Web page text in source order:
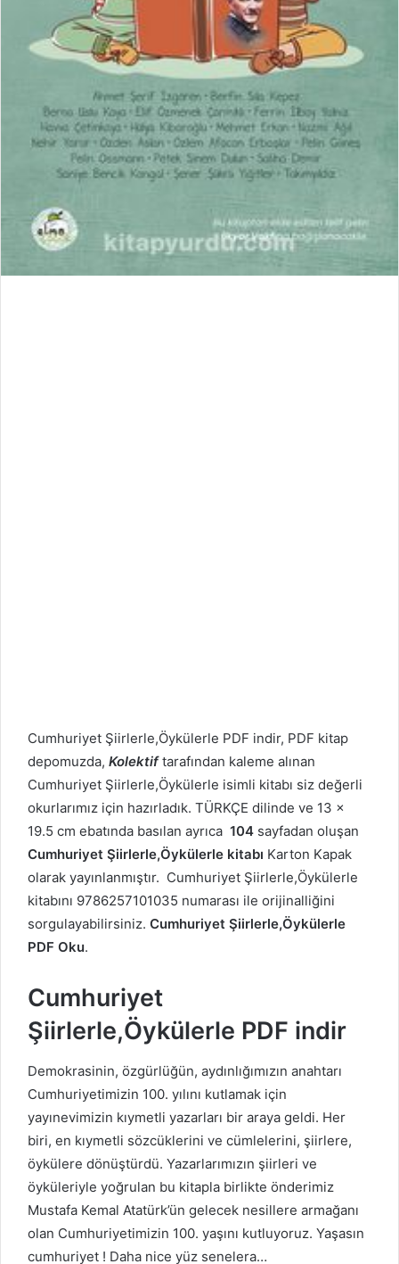
Cumhuriyet Şiirlerle,Öykülerle PDF indir, PDF kitap
depomuzda, Kolektiftarafından kaleme alınan
Cumhuriyet Şiirlerle,Öykülerle isimli kitabı siz değerli
okurlarımız için hazırladık. TÜRKÇE dilinde ve 13 x
19.5 cm ebatında basılan ayrıca 104 sayfadan oluşan
Cumhuriyet Şiirlerle,Öykülerle kitabı Karton Kapak
olarak yayınlanmıştır. Cumhuriyet Şiirlerle,Öykülerle
kitabını 9786257101035 numarası ile orijinalliğini
sorgulayabilirsiniz. Cumhuriyet Şiirlerle,Öykülerle
PDF Oku.
Cumhuriyet
Şiirlerle,Öykülerle PDF indir
Demokrasinin, özgürlüğün, aydınlığımızın anahtarı
Cumhuriyetimizin 100. yılını kutlamak için
yayınevimizin kıymetli yazarları bir araya geldi. Her
biri, en kıymetli sözcüklerini ve cümlelerini, şiirlere,
öykülere dönüştürdü. Yazarlarımızın şiirleri ve
öyküleriyle yoğrulan bu kitapla birlikte önderimiz
Mustafa Kemal Atatürk’ün gelecek nesillere armağanı
olan Cumhuriyetimizin 100. yaşını kutluyoruz. Yaşasın
cumhuriyet ! Daha nice yüz senelera…